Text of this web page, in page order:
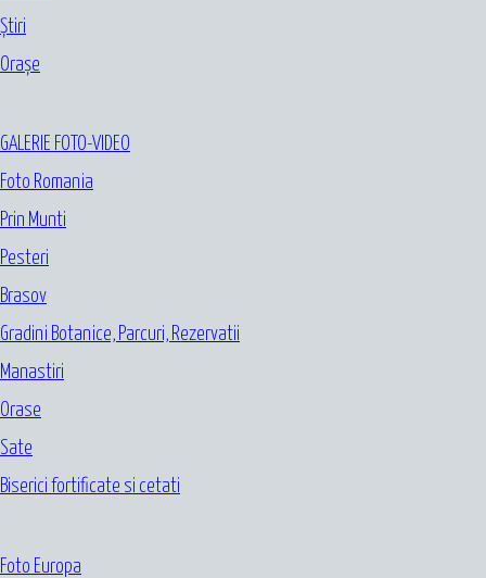
Ştiri
Oraşe
GALERIE FOTO-VIDEO
Foto Romania
Prin Munti
Pesteri
Brasov
Gradini Botanice, Parcuri, Rezervatii
Manastiri
Orase
Sate
Biserici fortificate si cetati
Foto Europa